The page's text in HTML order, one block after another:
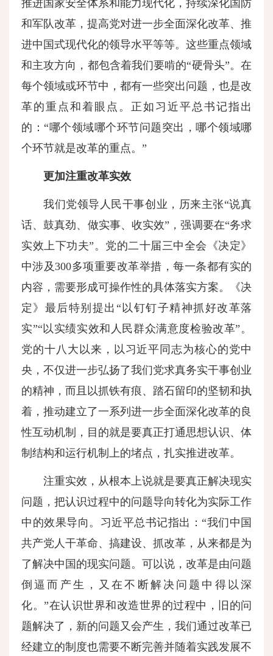
推进国家安全体系和能力现代化，持续深化国防
和军队改革，提高党对进一步全面深化改革、推
进中国式现代化的领导水平等等。这些重点领域
和主攻方向，都包含着我们要啃的“硬骨头”。在
每个领域或环节中，都有一些突出问题，也是改
革的重点和着眼点。正如习近平总书记指出
的：“哪个领域哪个环节问题突出，哪个领域哪
个环节就是改革的重点。”
更加注重改革实效
我们党领导人民干事创业，历来主张“说真
话、鼓真劲、做实事、收实效”，强调要在“务求
实效上下功夫”。党的二十届三中全会《决定》
中涉及300多项重要改革举措，每一条都有实的
内容，需要形成可操作性的具体落实方案。《决
定》最后特别提出“以钉钉子精神抓好改革落
实”“以实绩实效和人民群众满意度检验改革”。
党的十八大以来，以习近平同志为核心的党中
央，不仅进一步弘扬了我们党求真务实干事创业
的精神，而且以抓铁有痕、踏石留印的坚韧和执
着，推动建立了一系列进一步全面深化改革的良
性互动机制，目的就是要真正打通思想认识、体
制结构和运行机制上的堵点，扎实推进改革。
注重实效，从根本上说就是要真正解决现实
问题，把认识过程中的问题导向转化为实际工作
中的效果导向。习近平总书记指出：“我们中国
共产党人干革命、搞建设、抓改革，从来都是为
了解决中国的现实问题。可以说，改革是由问题
倒逼而产生，又在不断解决问题中得以深
化。”在认识世界和改造世界的过程中，旧的问
题解决了，新的问题又会产生，我们通过改革已
经建立的制度也需要不断完善并随着实践发展不